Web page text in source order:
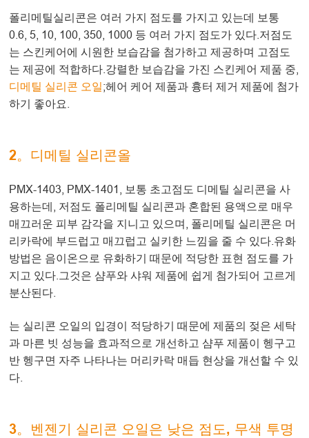
폴리메틸실리콘은 여러 가지 점도를 가지고 있는데 보통
0.6, 5, 10, 100, 350, 1000 등 여러 가지 점도가 있다.저점도
는 스킨케어에 시원한 보습감을 첨가하고 제공하며 고점도
는 제공에 적합하다.강렬한 보습감을 가진 스킨케어 제품 중,
디메틸 실리콘 오일;헤어 케어 제품과 흉터 제거 제품에 첨가
하기 좋아요.
2。디메틸 실리콘올
PMX-1403, PMX-1401, 보통 초고점도 디메틸 실리콘을 사
용하는데, 저점도 폴리메틸 실리콘과 혼합된 용액으로 매우
매끄러운 피부 감각을 지니고 있으며, 폴리메틸 실리콘은 머
리카락에 부드럽고 매끄럽고 실키한 느낌을 줄 수 있다.유화
방법은 음이온으로 유화하기 때문에 적당한 표현 점도를 가
지고 있다.그것은 샴푸와 샤워 제품에 쉽게 첨가되어 고르게
분산된다.
는 실리콘 오일의 입경이 적당하기 때문에 제품의 젖은 세탁
과 마른 빗 성능을 효과적으로 개선하고 샴푸 제품이 헹구고
반 헹구면 자주 나타나는 머리카락 매듭 현상을 개선할 수 있
다.
3。벤젠기 실리콘 오일은 낮은 점도, 무색 투명